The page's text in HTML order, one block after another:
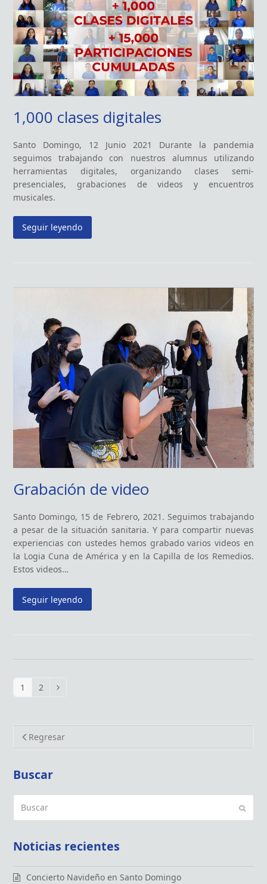
1,000 clases digitales
Santo Domingo, 12 Junio 2021 Durante la pandemia
seguimos trabajando con nuestros alumnus utilizando
herramientas digitales, organizando clases semi-
presenciales, grabaciones de videos y encuentros
musicales.
Seguir leyendo
Grabación de video
Santo Domingo, 15 de Febrero, 2021. Seguimos trabajando
a pesar de la situación sanitaria. Y para compartir nuevas
experiencias con ustedes hemos grabado varios videos en
la Logia Cuna de América y en la Capilla de los Remedios.
Estos videos…
Seguir leyendo
Page
1 Page
2 Siguiente
Regresar
Buscar
Enviar
Noticias recientes
Concierto Navideño en Santo Domingo